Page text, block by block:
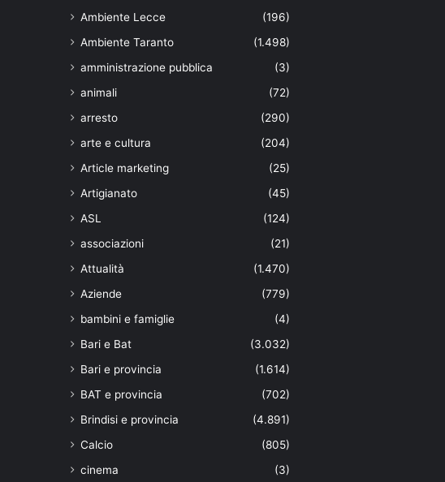
Ambiente Lecce
(196)
Ambiente Taranto
(1.498)
amministrazione pubblica
(3)
animali
(72)
arresto
(290)
arte e cultura
(204)
Article marketing
(25)
Artigianato
(45)
ASL
(124)
associazioni
(21)
Attualità
(1.470)
Aziende
(779)
bambini e famiglie
(4)
Bari e Bat
(3.032)
Bari e provincia
(1.614)
BAT e provincia
(702)
Brindisi e provincia
(4.891)
Calcio
(805)
cinema
(3)